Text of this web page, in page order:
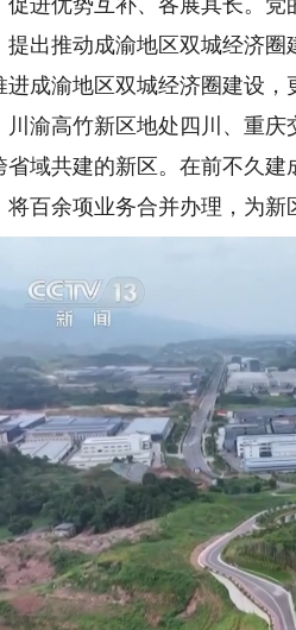
促进优势互补、各展其长。
提出推动成渝地区双城经济
进成渝地区双城经济圈建设，
高竹新区地处四川、重庆
省域共建的新区。在前不久
将百余项业务合并办理，为新